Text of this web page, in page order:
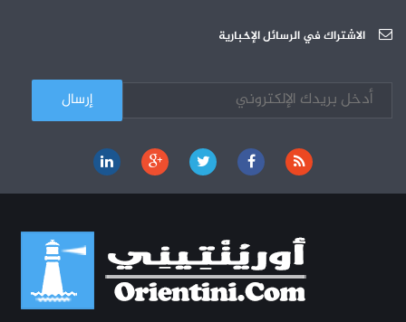
03-10 الجامعة العربية للعلوم : دورة تكوينية
الاشتراك في الرسائل الإخبارية